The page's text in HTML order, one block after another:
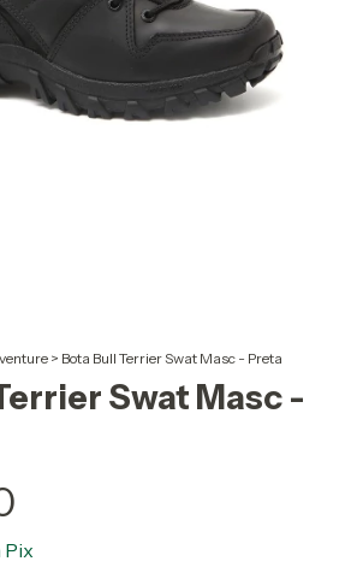
> Bota Bull Terrier Swat Masc - Preta
Swat Masc -
Pix